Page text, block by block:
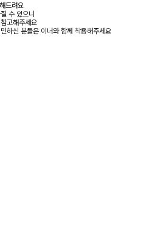
드려요
수 있으니
고해주세요
하신 분들은 이너와 함께 착용해주세요